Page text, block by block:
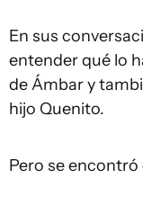
En sus
entender qué lo
de Ámbar y
hijo Quenito.
Pero se